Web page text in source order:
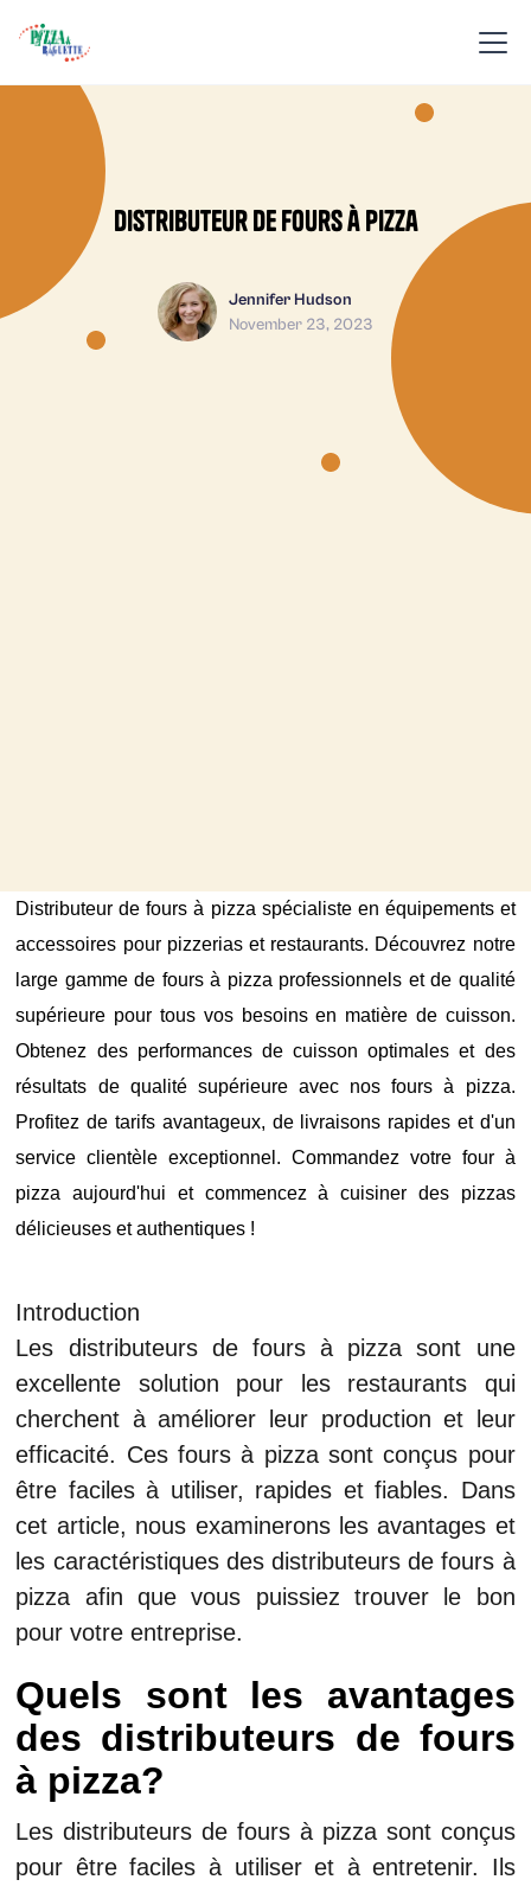
Distributeur de fours à pizza
Jennifer Hudson
November 23, 2023
Distributeur de fours à pizza spécialiste en équipements et
accessoires pour pizzerias et restaurants. Découvrez notre
large gamme de fours à pizza professionnels et de qualité
supérieure pour tous vos besoins en matière de cuisson.
Obtenez des performances de cuisson optimales et des
résultats de qualité supérieure avec nos fours à pizza.
Profitez de tarifs avantageux, de livraisons rapides et d'un
service clientèle exceptionnel. Commandez votre four à
pizza aujourd'hui et commencez à cuisiner des pizzas
délicieuses et authentiques !
Introduction
Les distributeurs de fours à pizza sont une
excellente solution pour les restaurants qui
cherchent à améliorer leur production et leur
efficacité. Ces fours à pizza sont conçus pour
être faciles à utiliser, rapides et fiables. Dans
cet article, nous examinerons les avantages et
les caractéristiques des distributeurs de fours à
pizza afin que vous puissiez trouver le bon
pour votre entreprise.
Quels sont les avantages
des distributeurs de fours
à pizza?
Les distributeurs de fours à pizza sont conçus
pour être faciles à utiliser et à entretenir. Ils